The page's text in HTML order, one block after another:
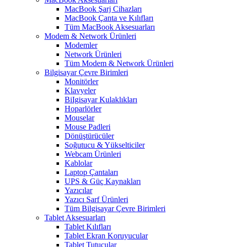
MacBook Şarj Cihazları
MacBook Çanta ve Kılıfları
Tüm MacBook Aksesuarları
Modem & Network Ürünleri
Modemler
Network Ürünleri
Tüm Modem & Network Ürünleri
Bilgisayar Çevre Birimleri
Monitörler
Klavyeler
BiIgisayar Kulaklıkları
Hoparlörler
Mouselar
Mouse Padleri
Dönüştürücüler
Soğutucu & Yükselticiler
Webcam Ürünleri
Kablolar
Laptop Çantaları
UPS & Güç Kaynakları
Yazıcılar
Yazıcı Sarf Ürünleri
Tüm Bilgisayar Çevre Birimleri
Tablet Aksesuarları
Tablet Kılıfları
Tablet Ekran Koruyucular
Tablet Tutucular